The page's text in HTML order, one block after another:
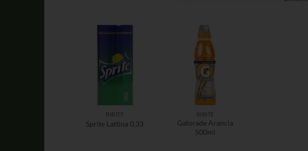
BIBITE
Sprite Lattina 0,33
BIBITE
Gatorade Arancia
500ml